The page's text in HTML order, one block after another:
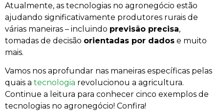
Atualmente, as tecnologias no agronegócio estão
ajudando significativamente produtores rurais de
várias maneiras – incluindo previsão precisa,
tomadas de decisão orientadas por dados e muito
mais.
Vamos nos aprofundar nas maneiras específicas pelas
quais a tecnologia revolucionou a agricultura.
Continue a leitura para conhecer cinco exemplos de
tecnologias no agronegócio! Confira!